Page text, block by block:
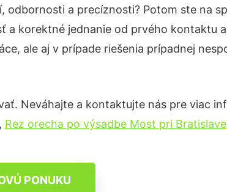
odbornosti a precíznosti? Potom ste na
a korektné jednanie od prvého kontaktu
ale aj v prípade riešenia prípadnej
Neváhajte a kontaktujte nás pre viac
, Rez orecha po výsadbe Most pri Bratislave
PONUKU